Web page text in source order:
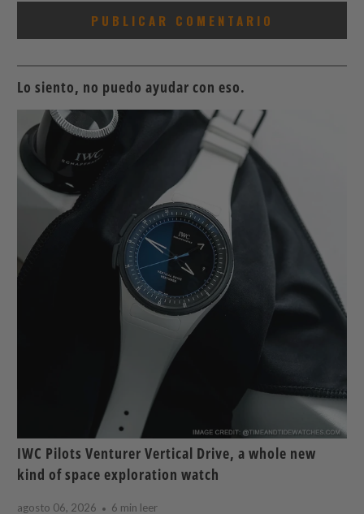
Lo siento, no puedo ayudar con eso.
IWC Pilots Venturer Vertical Drive, a whole new
kind of space exploration watch
agosto 06, 2026 6 min leer